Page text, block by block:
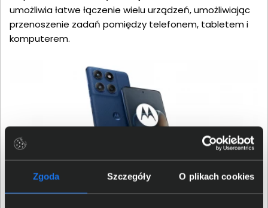
Zgoda Szczegóły O plikach cookies
umożliwia łatwe łączenie wielu urządzeń, umożliwiając
przenoszenie zadań pomiędzy telefonem, tabletem i
komputerem.